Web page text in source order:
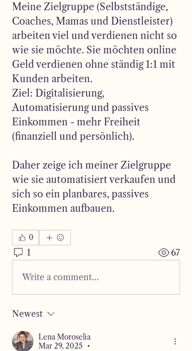
Meine Zielgruppe (Selbstständige,
Coaches, Mamas und Dienstleister)
arbeiten viel und verdienen nicht so
wie sie möchte. Sie möchten online
Geld verdienen ohne ständig 1:1 mit
Kunden arbeiten.
Ziel: Digitalisierung,
Automatisierung und passives
Einkommen - mehr Freiheit
(finanziell und persönlich).
Daher zeige ich meiner Zielgruppe
wie sie automatisiert verkaufen und
sich so ein planbares, passives
Einkommen aufbauen.
0
1 67
Write a comment...
Newest
Lena Moroselia
Mar 29, 2025
•